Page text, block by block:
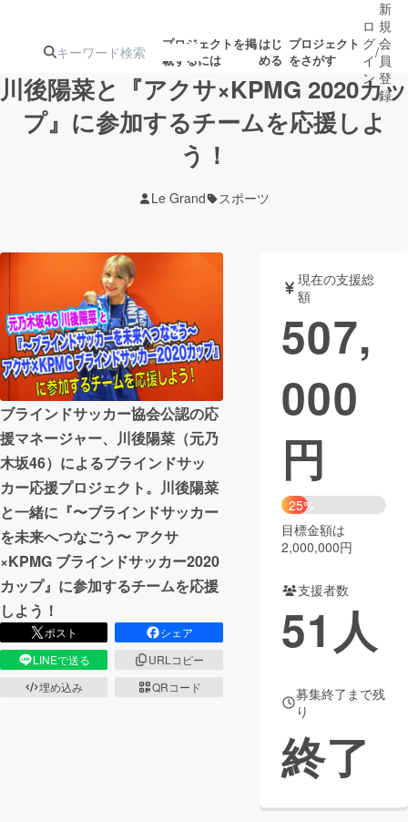
プロジェクトを掲
載するには
はじ
める
プロジェクト
をさがす
注目の新着プロ
テクノロジー・ガジェット
映像・映画 書籍・雑誌
ビジネス・起業 チャレンジ
まちづくり・地域活性化
CAMPFIRE for Social Good
CAMPFIRE Creation
CAMPFIREふるさと納税
コミュニティ
ロ
グ
イ
ン
/
新
規
会
員
登
録
川後陽菜と『アクサ×KPMG 2020カッ
プ』に参加するチームを応援しよ
う！
Le Grand スポーツ
ブラインドサッカー協会公認の応
援マネージャー、川後陽菜（元乃
木坂46）によるブラインドサッ
カー応援プロジェクト。川後陽菜
と一緒に『〜ブラインドサッカー
を未来へつなごう〜 アクサ
×KPMG ブラインドサッカー2020
カップ』に参加するチームを応援
しよう！
ポスト
シェア
LINEで送る
URLコピー
埋め込み
QRコード
現在の支援総
額
507,
000
円
25%
目標金額は
2,000,000円
支援者数
51 人
募集終了まで残
り
終了